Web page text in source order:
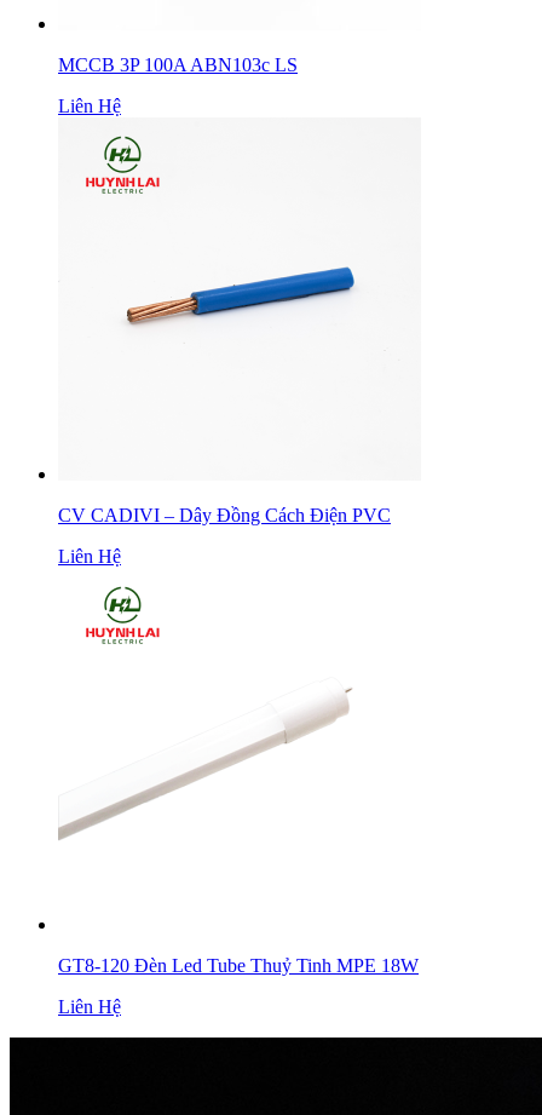
MCCB 3P 100A ABN103c LS
Liên Hệ
CV CADIVI – Dây Đồng Cách Điện PVC
Liên Hệ
GT8-120 Đèn Led Tube Thuỷ Tinh MPE 18W
Liên Hệ